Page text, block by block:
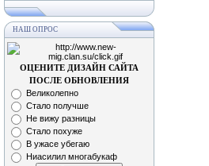
НАШ ОПРОС
ОЦЕНИТЕ ДИЗАЙН САЙТА
ПОСЛЕ ОБНОВЛЕНИЯ
Великолепно
Стало получше
Не вижу разницы
Стало похуже
В ужасе убегаю
Ниасилил многабукаф